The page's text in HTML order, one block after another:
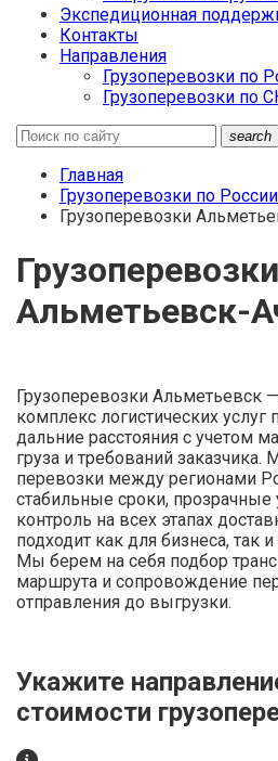
Экспедиционная
Контакты
Направления
Грузоперевозки по
Грузоперевозки по
search
Главная
Грузоперевозки по России
Грузоперевозки
Грузоперевозки
Альметьевск-
Грузоперевозки Альметьевск
комплекс логистических услуг
дальние расстояния с учетом
груза и требований
перевозки между регионами
стабильные сроки,
контроль на всех этапах
подходит как для бизнеса, так
Мы берем на себя подбор
маршрута и сопровождение
отправления до выгрузки.
Укажите
стоимости